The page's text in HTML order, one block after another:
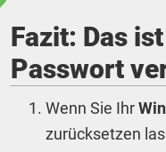
Fazit: Das
Passwort
Wenn Sie Ihr
zurücksetzen